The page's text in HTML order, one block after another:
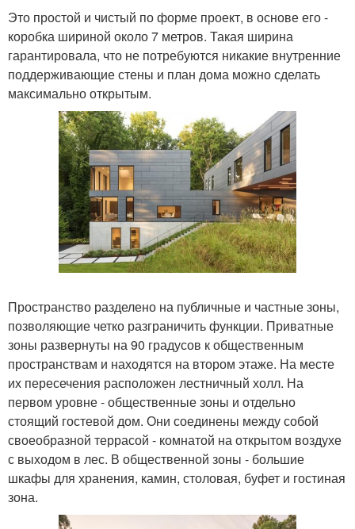
Это простой и чистый по форме проект, в основе его -
коробка шириной около 7 метров. Такая ширина
гарантировала, что не потребуются никакие внутренние
поддерживающие стены и план дома можно сделать
максимально открытым.
Пространство разделено на публичные и частные зоны,
позволяющие четко разграничить функции. Приватные
зоны развернуты на 90 градусов к общественным
пространствам и находятся на втором этаже. На месте
их пересечения расположен лестничный холл. На
первом уровне - общественные зоны и отдельно
стоящий гостевой дом. Они соединены между собой
своеобразной террасой - комнатой на открытом воздухе
с выходом в лес. В общественной зоны - большие
шкафы для хранения, камин, столовая, буфет и гостиная
зона.